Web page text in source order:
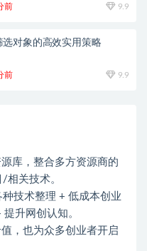
前 9.9
对象的高效实用策略
前 9.9
库，整合多方资源商的
相关技术。
技术整理 + 低成本创业
升网创认知。
，也为众多创业者开启